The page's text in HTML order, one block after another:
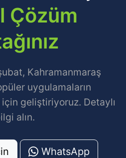
Çözüm
Kahramanmaraş
uygulamaların
geliştiriyoruz. Detaylı
alın.
WhatsApp